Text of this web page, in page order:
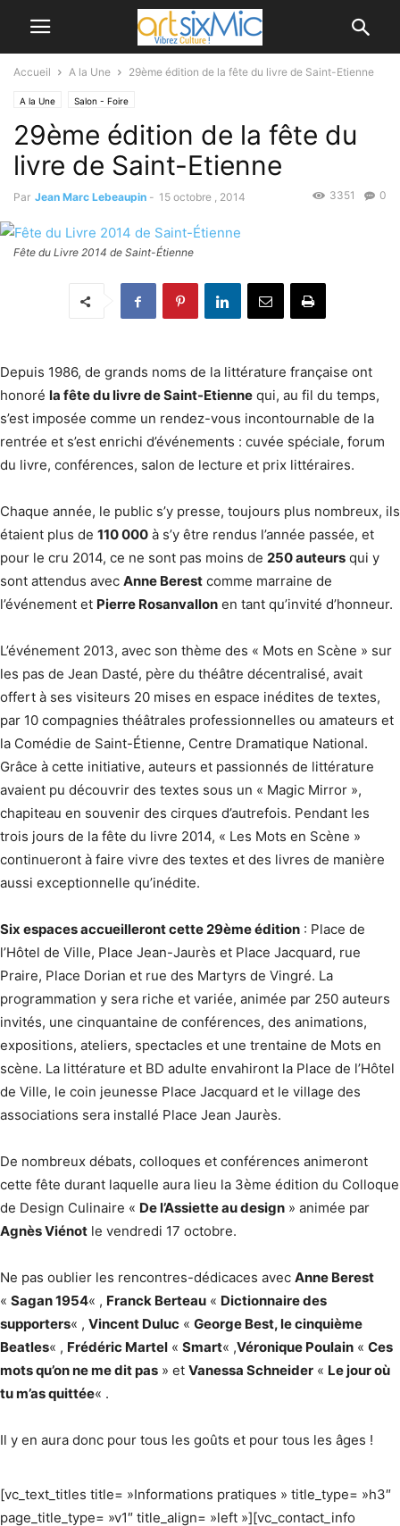
Accueil A la Une 29ème édition de la fête du livre de Saint-Etienne
A la Une Salon - Foire
29ème édition de la fête du
livre de Saint-Etienne
Par Jean Marc Lebeaupin - 15 octobre , 2014 0
3351
Fête du Livre 2014 de Saint-Étienne
Depuis 1986, de grands noms de la littérature française ont
honoré la fête du livre de Saint-Etienne qui, au fil du temps,
s’est imposée comme un rendez-vous incontournable de la
rentrée et s’est enrichi d’événements : cuvée spéciale, forum
du livre, conférences, salon de lecture et prix littéraires.
Chaque année, le public s’y presse, toujours plus nombreux, ils
étaient plus de 110 000 à s’y être rendus l’année passée, et
pour le cru 2014, ce ne sont pas moins de 250 auteurs qui y
sont attendus avec Anne Berest comme marraine de
l’événement et Pierre Rosanvallon en tant qu’invité d’honneur.
L’événement 2013, avec son thème des « Mots en Scène » sur
les pas de Jean Dasté, père du théâtre décentralisé, avait
offert à ses visiteurs 20 mises en espace inédites de textes,
par 10 compagnies théâtrales professionnelles ou amateurs et
la Comédie de Saint-Étienne, Centre Dramatique National.
Grâce à cette initiative, auteurs et passionnés de littérature
avaient pu découvrir des textes sous un « Magic Mirror »,
chapiteau en souvenir des cirques d’autrefois. Pendant les
trois jours de la fête du livre 2014, « Les Mots en Scène »
continueront à faire vivre des textes et des livres de manière
aussi exceptionnelle qu’inédite.
Six espaces accueilleront cette 29ème édition : Place de
l’Hôtel de Ville, Place Jean-Jaurès et Place Jacquard, rue
Praire, Place Dorian et rue des Martyrs de Vingré. La
programmation y sera riche et variée, animée par 250 auteurs
invités, une cinquantaine de conférences, des animations,
expositions, ateliers, spectacles et une trentaine de Mots en
scène. La littérature et BD adulte envahiront la Place de l’Hôtel
de Ville, le coin jeunesse Place Jacquard et le village des
associations sera installé Place Jean Jaurès.
De nombreux débats, colloques et conférences animeront
cette fête durant laquelle aura lieu la 3ème édition du Colloque
de Design Culinaire « De l’Assiette au design » animée par
Agnès Viénot le vendredi 17 octobre.
Ne pas oublier les rencontres-dédicaces avec Anne Berest
« Sagan 1954« , Franck Berteau « Dictionnaire des
supporters« , Vincent Duluc « George Best, le cinquième
Beatles« , Frédéric Martel « Smart« ,Véronique Poulain « Ces
mots qu’on ne me dit pas » et Vanessa Schneider « Le jour où
tu m’as quittée« .
Il y en aura donc pour tous les goûts et pour tous les âges !
[vc_text_titles title= »Informations pratiques » title_type= »h3″
page_title_type= »v1″ title_align= »left »][vc_contact_info